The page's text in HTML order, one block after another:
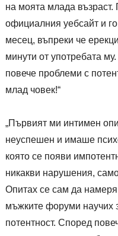
на моята млада възраст.
официалния уебсайт и
месец, въпреки че
минути от употребата
повече проблеми с
млад човек!“
„Първият ми интимен
неуспешен и имаше
която се появи
никакви нарушения,
Опитах се сам да
мъжките форуми научих
потентност. Според